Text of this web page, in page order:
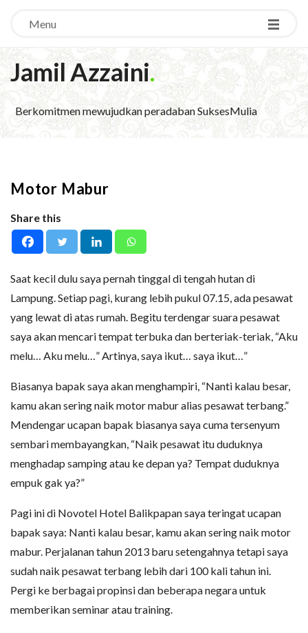
Menu
Jamil Azzaini.
Berkomitmen mewujudkan peradaban SuksesMulia
Motor Mabur
Share this
Saat kecil dulu saya pernah tinggal di tengah hutan di
Lampung. Setiap pagi, kurang lebih pukul 07.15, ada pesawat
yang lewat di atas rumah. Begitu terdengar suara pesawat
saya akan mencari tempat terbuka dan berteriak-teriak, “Aku
melu… Aku melu…” Artinya, saya ikut… saya ikut…”
Biasanya bapak saya akan menghampiri, “Nanti kalau besar,
kamu akan sering naik motor mabur alias pesawat terbang.”
Mendengar ucapan bapak biasanya saya cuma tersenyum
sembari membayangkan, “Naik pesawat itu duduknya
menghadap samping atau ke depan ya? Tempat duduknya
empuk gak ya?”
Pagi ini di Novotel Hotel Balikpapan saya teringat ucapan
bapak saya: Nanti kalau besar, kamu akan sering naik motor
mabur. Perjalanan tahun 2013 baru setengahnya tetapi saya
sudah naik pesawat terbang lebih dari 100 kali tahun ini.
Pergi ke berbagai propinsi dan beberapa negara untuk
memberikan seminar atau training.